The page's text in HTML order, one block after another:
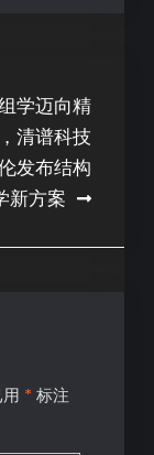
学迈向精
清谱科技
发布结构
新方案
*标注